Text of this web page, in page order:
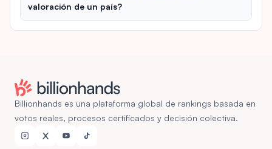
valoración de un país?
Billionhands es una plataforma global de rankings basada en
votos reales, procesos certificados y decisión colectiva.